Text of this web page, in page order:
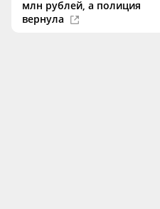
млн рублей, а полиция
вернула